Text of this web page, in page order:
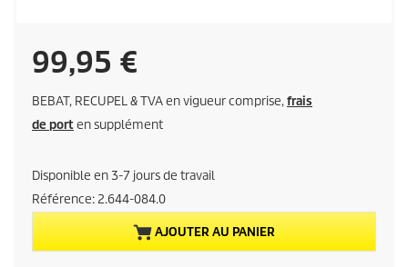
P
r
i
x
a
c
99,95 €
BEBAT, RECUPEL & TVA en vigueur comprise,frais
de porten supplément
Disponible en 3-7 jours de travail
Référence: 2.644-084.0
AJOUTER AU PANIER